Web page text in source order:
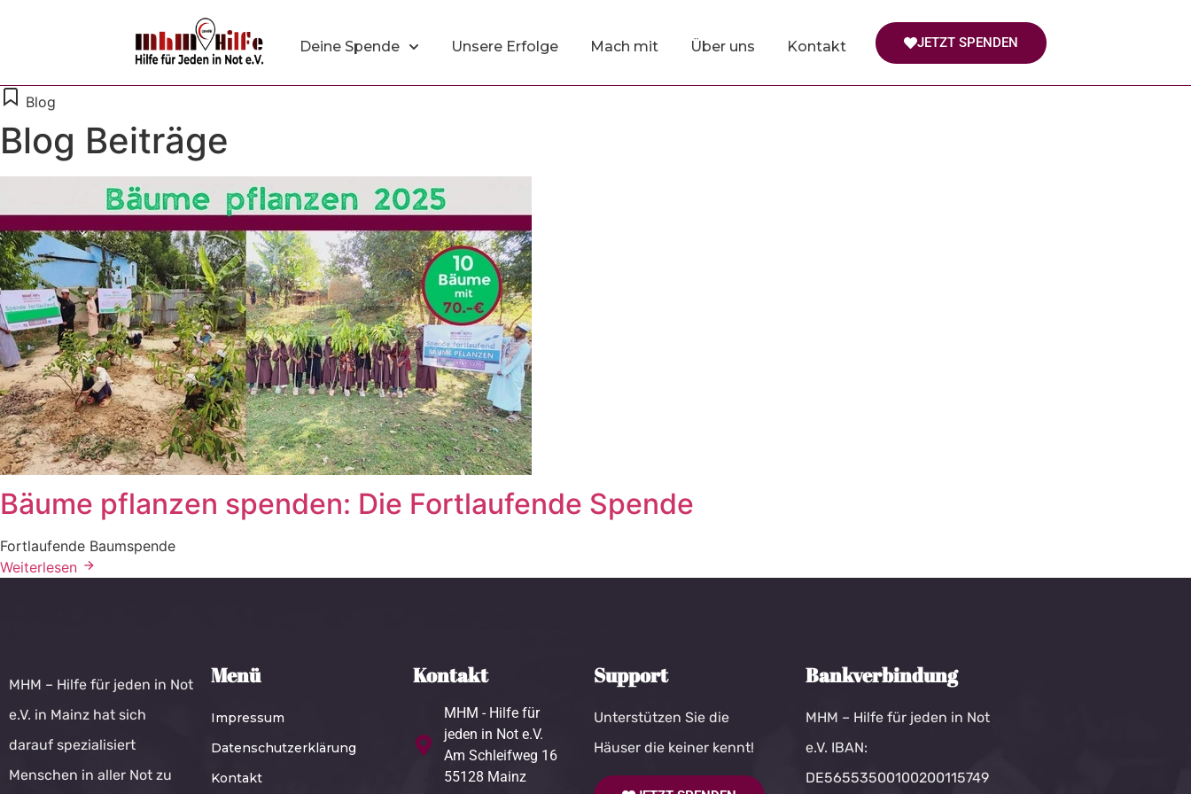
Deine Spende Unsere Erfolge Mach mit Über uns Kontakt JETZT SPENDEN
Blog
Blog Beiträge
Bäume pflanzen spenden: Die Fortlaufende Spende
Fortlaufende Baumspende
Weiterlesen
MHM – Hilfe für jeden in Not
e.V. in Mainz hat sich
darauf spezialisiert
Menschen in aller Not zu
Menü
Impressum
Datenschutzerklärung
Kontakt
Kontakt
MHM - Hilfe für
jeden in Not e.V.
Am Schleifweg 16
55128 Mainz
Support
Unterstützen Sie die
Häuser die keiner kennt!
Bankverbindung
MHM – Hilfe für jeden in Not
e.V. IBAN:
DE56553500100200115749